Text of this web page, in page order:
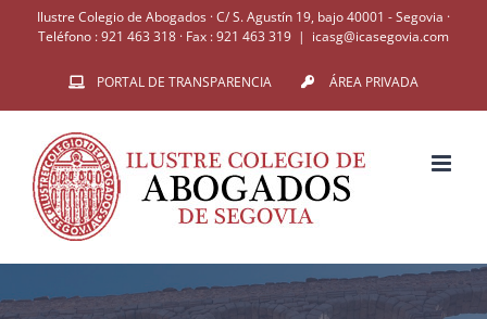
Saltar
contenido
Ilustre Colegio de Abogados · C/ S. Agustín 19, bajo 40001 - Segovia ·
Teléfono : 921 463 318 · Fax : 921 463 319 | icasg@icasegovia.com
PORTAL DE TRANSPARENCIA ÁREA PRIVADA